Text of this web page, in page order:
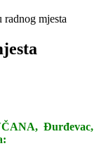
radnog mjesta
Đurđevac,